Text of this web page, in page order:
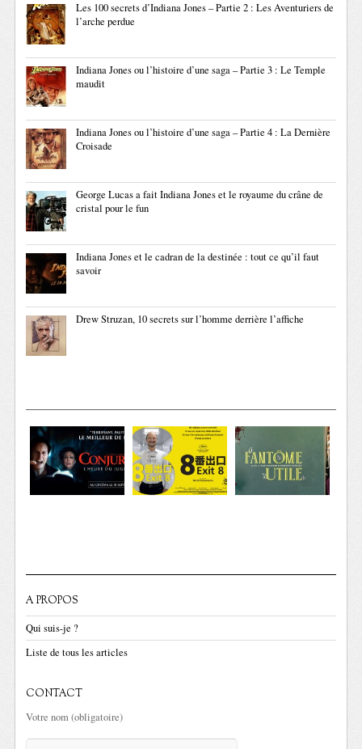
Les 100 secrets d’Indiana Jones – Partie 2 : Les Aventuriers de
l’arche perdue
Indiana Jones ou l’histoire d’une saga – Partie 3 : Le Temple
maudit
Indiana Jones ou l’histoire d’une saga – Partie 4 : La Dernière
Croisade
George Lucas a fait Indiana Jones et le royaume du crâne de
cristal pour le fun
Indiana Jones et le cadran de la destinée : tout ce qu’il faut
savoir
Drew Struzan, 10 secrets sur l’homme derrière l’affiche
A PROPOS
Qui suis-je ?
Liste de tous les articles
CONTACT
Votre nom (obligatoire)